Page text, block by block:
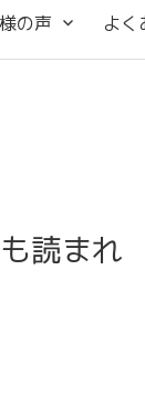
の声 よく
読まれ